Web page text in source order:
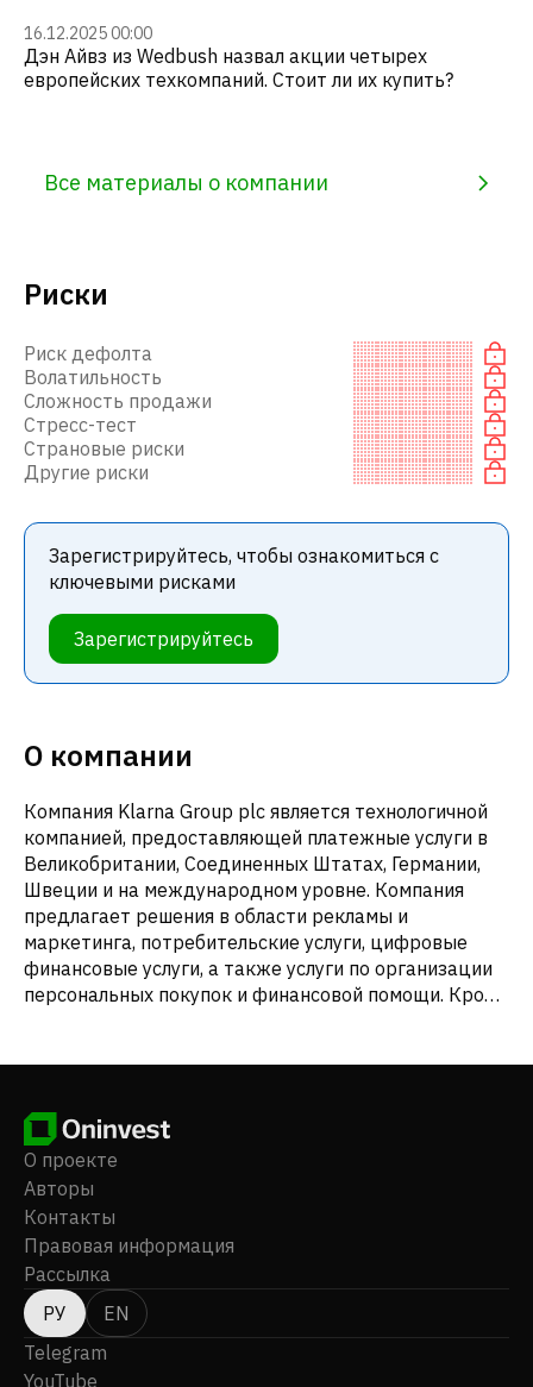
16.12.2025 00:00
Дэн Айвз из Wedbush назвал акции четырех
европейских техкомпаний. Стоит ли их купить?
Все материалы о компании
Риски
Риск дефолта
Волатильность
Сложность продажи
Стресс-тест
Страновые риски
Другие риски
Зарегистрируйтесь, чтобы ознакомиться с
ключевыми рисками
Зарегистрируйтесь
О компании
Компания Klarna Group plc является технологичной
компанией, предоставляющей платежные услуги в
Великобритании, Соединенных Штатах, Германии,
Швеции и на международном уровне. Компания
предлагает решения в области рекламы и
маркетинга, потребительские услуги, цифровые
финансовые услуги, а также услуги по организации
персональных покупок и финансовой помощи. Кроме
такие как срочные депозиты, сберегательные счета
лояльности и услуги поддержки клиентов и
продавцов, а также осуществляет управление
личными финансами. Ранее компания Klarna Group
plc называлась Klarna UK II plc, а в декабре 2023
года сменила название на Klarna Group plc.
Компания была основана в 2005 году и имеет штаб-
квартиру в Лондоне, Великобритания.
О проекте
Авторы
Контакты
Правовая информация
Рассылка
РУ
EN
Telegram
YouTube